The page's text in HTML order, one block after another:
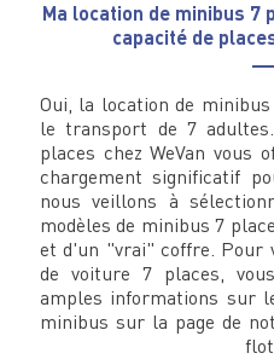
Ma location de minibus
capacité de
Oui, la location de
le transport de 7
places chez WeVan vous
chargement significatif
nous veillons à
modèles de minibus 7
et d'un "vrai" coffre. Pour
de voiture 7 places,
amples informations sur
minibus sur la page de